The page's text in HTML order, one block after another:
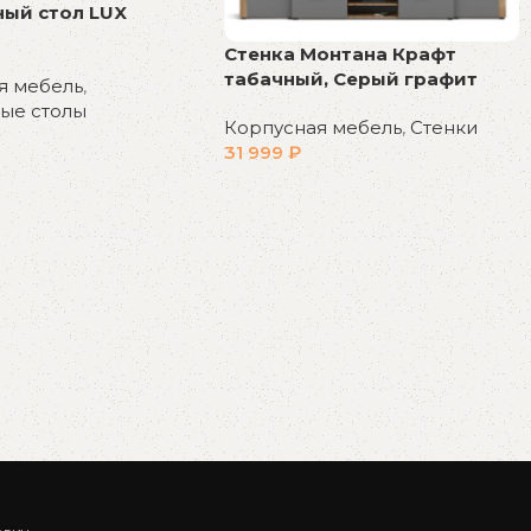
стол LUX
мебель,
столы
Стенка Монтана Крафт
табачный, Серый графит
Корпусная мебель, Стенки
31 999₽
В корзину